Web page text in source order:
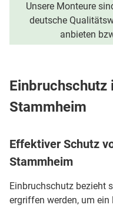
Unsere Monteure
deutsche
anbieten
Stammheim
Effektiver Schutz
Stammheim
Einbruchschutz bezieht
ergriffen werden, um ein